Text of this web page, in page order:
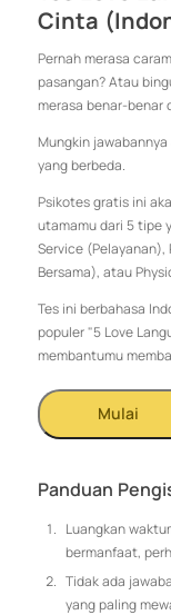
Cinta
Pernah merasa
pasangan? Atau
merasa benar-benar
Mungkin
yang berbeda.
Psikotes gratis ini
utamamu dari 5 tipe
Service
Bersama), atau
Tes ini berbahasa
populer "5 Love
membantumu
Mulai
Panduan
Luangkan
bermanfaat,
Tidak ada
yang paling